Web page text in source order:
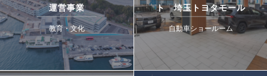
運営事業
教育・文化
ト 埼玉トヨタモール
自動車ショールーム